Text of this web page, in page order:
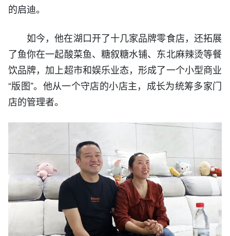
的启迪。
如今，他在湖口开了十几家品牌零食店，还拓展
了鱼你在一起酸菜鱼、糖叙糖水铺、东北麻辣烫等餐
饮品牌，加上超市和娱乐业态，形成了一个小型商业
“版图”。他从一个守店的小店主，成长为统筹多家门
店的管理者。